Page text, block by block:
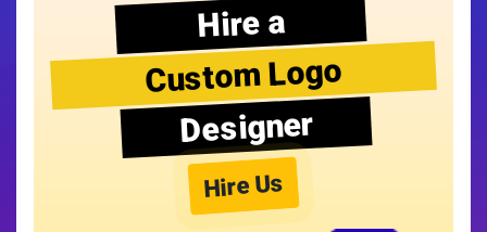
Hire a
Custom Logo
Designer
Hire Us